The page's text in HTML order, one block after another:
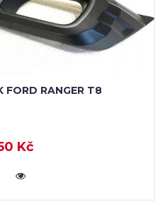
FORD RANGER T8
Kč